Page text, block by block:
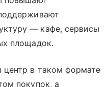
— кафе, сервисы
площадок.
центр в таком формате
покупок, а